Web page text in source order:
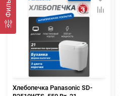
Хлебопечка Panasonic SD-